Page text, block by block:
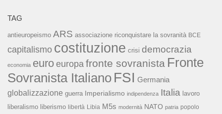
TAG
antieuropeismo ARS associazione riconquistare la sovranità BCE
capitalismo costituzione crisi democrazia
economia euro europa fronte sovranista Fronte
Sovranista Italiano FSI Germania
globalizzazione guerra Imperialismo indipendenza Italia lavoro
liberalismo liberismo libertà Libia M5s modernità NATO patria popolo